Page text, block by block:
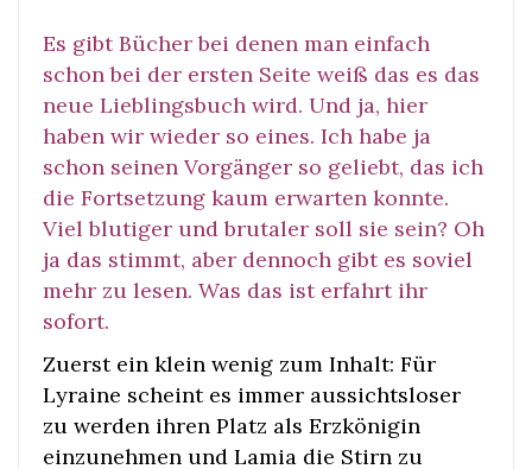
Es gibt Bücher bei denen man einfach
schon bei der ersten Seite weiß das es das
neue Lieblingsbuch wird. Und ja, hier
haben wir wieder so eines. Ich habe ja
schon seinen Vorgänger so geliebt, das ich
die Fortsetzung kaum erwarten konnte.
Viel blutiger und brutaler soll sie sein? Oh
ja das stimmt, aber dennoch gibt es soviel
mehr zu lesen. Was das ist erfahrt ihr
sofort.
Zuerst ein klein wenig zum Inhalt: Für
Lyraine scheint es immer aussichtsloser
zu werden ihren Platz als Erzkönigin
einzunehmen und Lamia die Stirn zu